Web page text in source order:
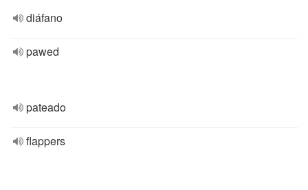
diáfano
pawed
pateado
flappers